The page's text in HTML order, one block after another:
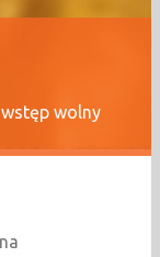
wstęp wolny